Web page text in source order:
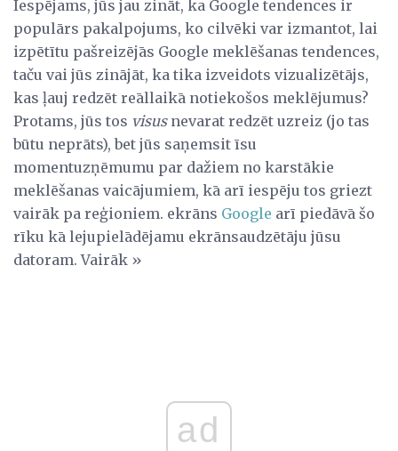
Iespējams, jūs jau zināt, ka Google tendences ir
populārs pakalpojums, ko cilvēki var izmantot, lai
izpētītu pašreizējās Google meklēšanas tendences,
taču vai jūs zinājāt, ka tika izveidots vizualizētājs,
kas ļauj redzēt reāllaikā notiekošos meklējumus?
Protams, jūs tos visusnevarat redzēt uzreiz (jo tas
būtu neprāts), bet jūs saņemsit īsu
momentuzņēmumu par dažiem no karstākie
meklēšanas vaicājumiem, kā arī iespēju tos griezt
vairāk pa reģioniem. ekrāns Google arī piedāvā šo
rīku kā lejupielādējamu ekrānsaudzētāju jūsu
datoram. Vairāk »
ad